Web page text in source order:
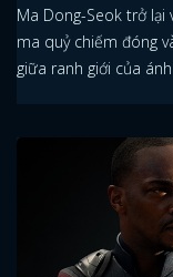
Ma Dong-Seok trở lại
ma quỷ chiếm đóng
giữa ranh giới của